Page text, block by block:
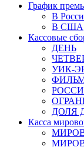
График
В
В США
Кассовые
ДЕНЬ
УИК-
ДОЛЯ
Касса